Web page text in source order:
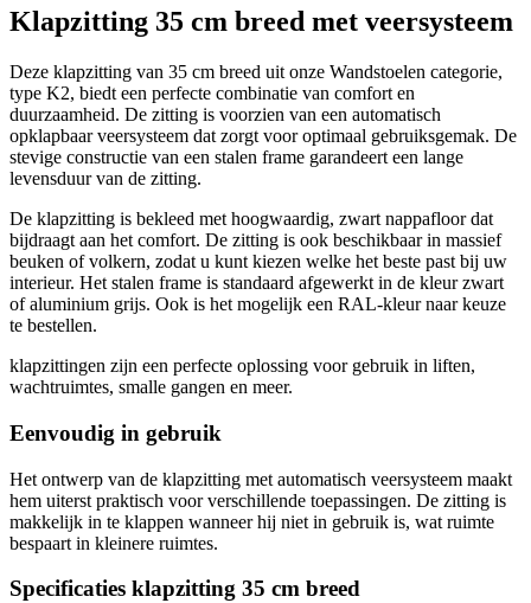
Klapzitting 35 cm breed met veersysteem
Deze klapzitting van 35 cm breed uit onze Wandstoelen categorie,
type K2, biedt een perfecte combinatie van comfort en
duurzaamheid. De zitting is voorzien van een automatisch
opklapbaar veersysteem dat zorgt voor optimaal gebruiksgemak. De
stevige constructie van een stalen frame garandeert een lange
levensduur van de zitting.
De klapzitting is bekleed met hoogwaardig, zwart nappafloor dat
bijdraagt aan het comfort. De zitting is ook beschikbaar in massief
beuken of volkern, zodat u kunt kiezen welke het beste past bij uw
interieur. Het stalen frame is standaard afgewerkt in de kleur zwart
of aluminium grijs. Ook is het mogelijk een RAL-kleur naar keuze
te bestellen.
klapzittingen zijn een perfecte oplossing voor gebruik in liften,
wachtruimtes, smalle gangen en meer.
Eenvoudig in gebruik
Het ontwerp van de klapzitting met automatisch veersysteem maakt
hem uiterst praktisch voor verschillende toepassingen. De zitting is
makkelijk in te klappen wanneer hij niet in gebruik is, wat ruimte
bespaart in kleinere ruimtes.
Specificaties klapzitting 35 cm breed